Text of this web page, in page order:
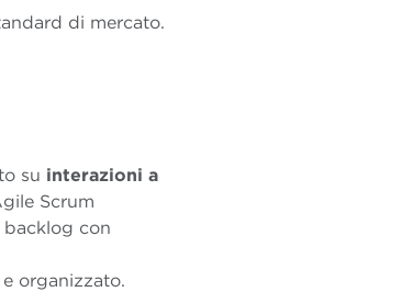
di mercato.
su interazioni a
Scrum
con
organizzato.